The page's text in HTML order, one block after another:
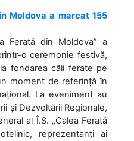
Moldova a marcat 155
Ferată din Moldova” a
o ceremonie festivă,
fondarea căii ferate pe
moment de referință în
La eveniment au
și Dezvoltării Regionale,
al Î.S. „Calea Ferată
reprezentanți ai